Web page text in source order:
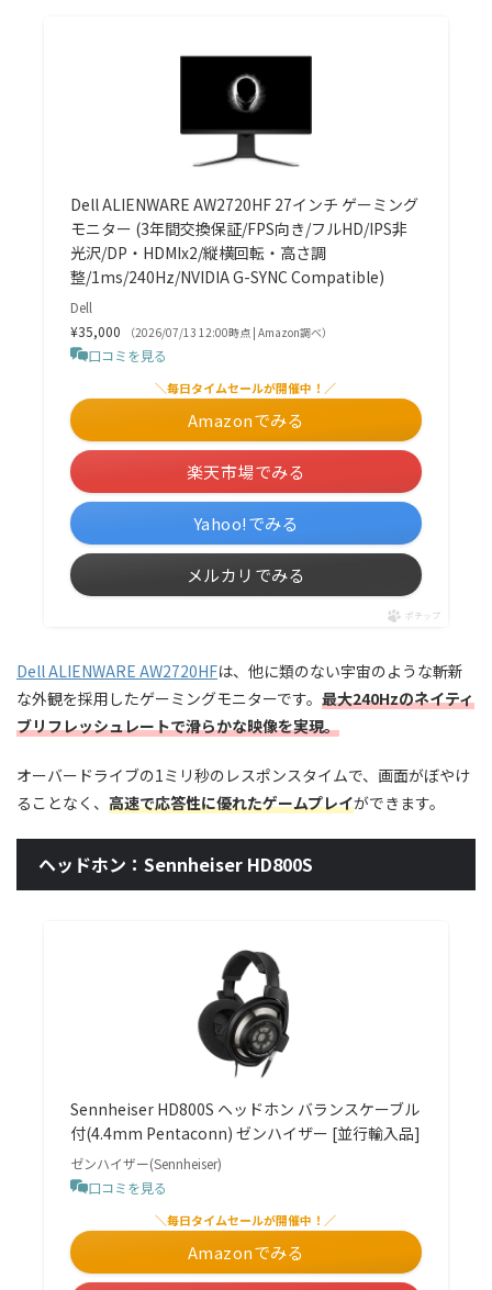
Dell ALIENWARE AW2720HF 27インチ ゲーミング
モニター (3年間交換保証/FPS向き/フルHD/IPS非
光沢/DP・HDMIx2/縦横回転・高さ調
整/1ms/240Hz/NVIDIA G-SYNC Compatible)
Dell
¥35,000
（2026/07/13 12:00時点 | Amazon調べ）
口コミを見る
＼毎日タイムセールが開催中！／
Amazonでみる
楽天市場でみる
Yahoo!でみる
メルカリでみる
ポチップ
Dell ALIENWARE AW2720HFは、他に類のない宇宙のような斬新
な外観を採用したゲーミングモニターです。 最大240Hzのネイティ
ブリフレッシュレートで滑らかな映像を実現。
オーバードライブの1ミリ秒のレスポンスタイムで、画面がぼやけ
ることなく、 高速で応答性に優れたゲームプレイができます。
ヘッドホン：Sennheiser HD800S
Sennheiser HD800S ヘッドホン バランスケーブル
付(4.4mm Pentaconn) ゼンハイザー [並行輸入品]
ゼンハイザー(Sennheiser)
口コミを見る
＼毎日タイムセールが開催中！／
Amazonでみる